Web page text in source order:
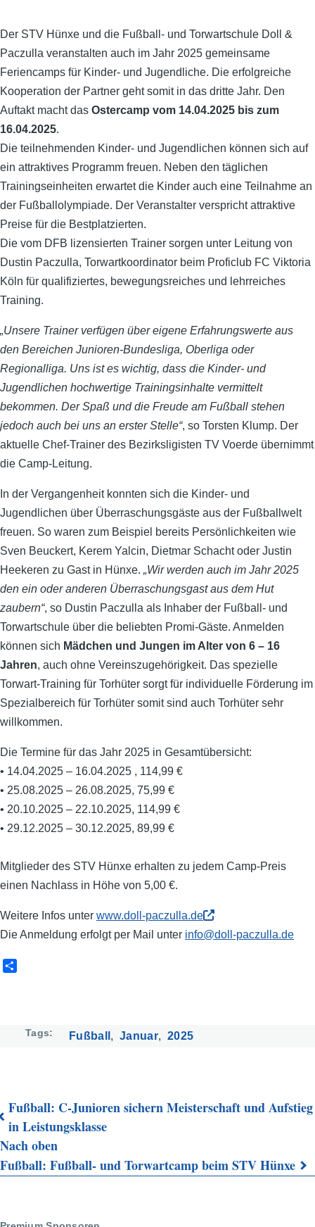
Der STV Hünxe und die Fußball- und Torwartschule Doll &
Paczulla veranstalten auch im Jahr 2025 gemeinsame
Feriencamps für Kinder- und Jugendliche. Die erfolgreiche
Kooperation der Partner geht somit in das dritte Jahr. Den
Auftakt macht das Ostercamp vom 14.04.2025 bis zum
16.04.2025.
Die teilnehmenden Kinder- und Jugendlichen können sich auf
ein attraktives Programm freuen. Neben den täglichen
Trainingseinheiten erwartet die Kinder auch eine Teilnahme an
der Fußballolympiade. Der Veranstalter verspricht attraktive
Preise für die Bestplatzierten.
Die vom DFB lizensierten Trainer sorgen unter Leitung von
Dustin Paczulla, Torwartkoordinator beim Proficlub FC Viktoria
Köln für qualifiziertes, bewegungsreiches und lehrreiches
Training.
„Unsere Trainer verfügen über eigene Erfahrungswerte aus
den Bereichen Junioren-Bundesliga, Oberliga oder
Regionalliga. Uns ist es wichtig, dass die Kinder- und
Jugendlichen hochwertige Trainingsinhalte vermittelt
bekommen. Der Spaß und die Freude am Fußball stehen
jedoch auch bei uns an erster Stelle“, so Torsten Klump. Der
aktuelle Chef-Trainer des Bezirksligisten TV Voerde übernimmt
die Camp-Leitung.
In der Vergangenheit konnten sich die Kinder- und
Jugendlichen über Überraschungsgäste aus der Fußballwelt
freuen. So waren zum Beispiel bereits Persönlichkeiten wie
Sven Beuckert, Kerem Yalcin, Dietmar Schacht oder Justin
Heekeren zu Gast in Hünxe. „Wir werden auch im Jahr 2025
den ein oder anderen Überraschungsgast aus dem Hut
zaubern“, so Dustin Paczulla als Inhaber der Fußball- und
Torwartschule über die beliebten Promi-Gäste. Anmelden
können sich Mädchen und Jungen im Alter von 6 – 16
Jahren, auch ohne Vereinszugehörigkeit. Das spezielle
Torwart-Training für Torhüter sorgt für individuelle Förderung im
Spezialbereich für Torhüter somit sind auch Torhüter sehr
willkommen.
Die Termine für das Jahr 2025 in Gesamtübersicht:
• 14.04.2025 – 16.04.2025 , 114,99 €
• 25.08.2025 – 26.08.2025, 75,99 €
• 20.10.2025 – 22.10.2025, 114,99 €
• 29.12.2025 – 30.12.2025, 89,99 €
Mitglieder des STV Hünxe erhalten zu jedem Camp-Preis
einen Nachlass in Höhe von 5,00 €.
Weitere Infos unter www.doll-paczulla.de
Die Anmeldung erfolgt per Mail unter info@doll-paczulla.de
Tags Fußball Januar 2025
Links
für
das
Fußball: C-Junioren sichern Meisterschaft und Aufstieg
in Leistungsklasse
Nach oben
Fußball: Fußball- und Torwartcamp beim STV Hünxe